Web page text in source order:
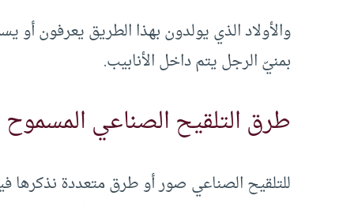
والأولاد الذي يولدون بهذا الطريق يعرفون أو
بمنيّ الرجل يتم داخل الأنابيب.
طرق التلقيح الصناعي المسموح
للتلقيح الصناعي صور أو طرق متعددة نذكرها